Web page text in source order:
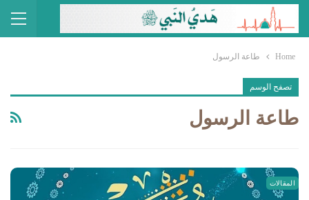
Home طاعة الرسول
تصفح الوسم
طاعة الرسول
المقالات